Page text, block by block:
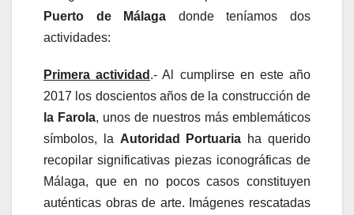
Puerto de Málaga donde teníamos dos
actividades:
Primera actividad .- Al cumplirse en este año
2017 los doscientos años de la construcción de
la Farola, unos de nuestros más emblemáticos
símbolos, la Autoridad Portuaria ha querido
recopilar significativas piezas iconográficas de
Málaga, que en no pocos casos constituyen
auténticas obras de arte. Imágenes rescatadas